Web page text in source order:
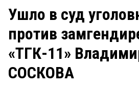
ЗАКОН
НОВОСТИ КОМПАНИЙ
ПРОИСШЕСТВИЯ
Ушло в суд
против
«ТГК-11»
СОСКОВА